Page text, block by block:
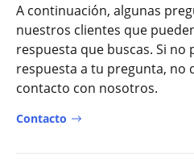
A continuación, algunas
nuestros clientes que
respuesta que buscas. Si
respuesta a tu pregunta, no
contacto con nosotros.
Contacto